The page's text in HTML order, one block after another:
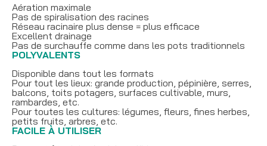
Aération maximale
Pas de spiralisation des racines
Réseau racinaire plus dense = plus efficace
Excellent drainage
Pas de surchauffe comme dans les pots traditionnels
POLYVALENTS
Disponible dans tout les formats
Pour tout les lieux: grande production, pépinière, serres,
balcons, toits potagers, surfaces cultivable, murs,
rambardes, etc.
Pour toutes les cultures: légumes, fleurs, fines herbes,
petits fruits, arbres, etc.
FACILE À UTILISER